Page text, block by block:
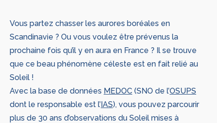
Vous partez chasser les aurores boréales en
Scandinavie ? Ou vous voulez être prévenus la
prochaine fois qu’il y en aura en France ? Il se trouve
que ce beau phénomène céleste est en fait relié au
Soleil !
Avec la base de données MEDOC (SNO de l’OSUPS
dont le responsable est l’IAS), vous pouvez parcourir
plus de 30 ans d’observations du Soleil mises à